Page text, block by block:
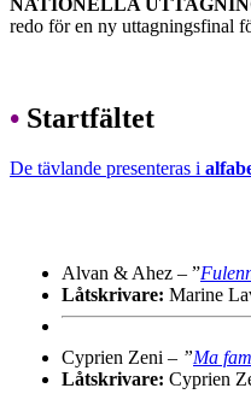
redo för en ny uttagningsfinal
• Startfältet
De tävlande presenteras i
Alvan & Ahez – ”
Låtskrivare: Marine
Cyprien Zeni – ”Ma
Låtskrivare: Cyprien